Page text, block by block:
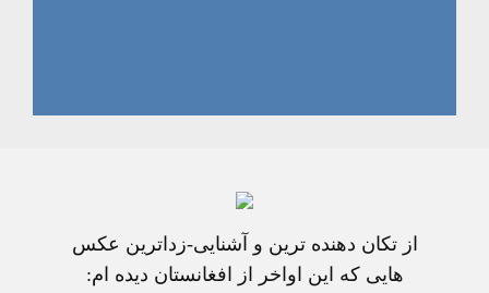
از تکان دهنده ترين و آشنايی-زداترين عکس
هايی که اين اواخر از افغانستان ديده ام: